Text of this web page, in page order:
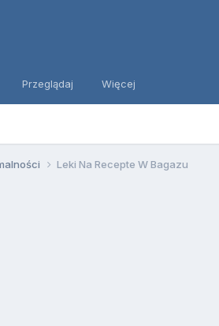
Przeglądaj Więcej
Leki Na Recepte W Bagazu